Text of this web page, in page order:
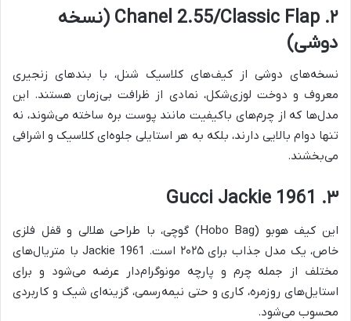
۲. Chanel 2.55/Classic Flap (نسخه
دوشی)
نسخه‌های دوشی از کیف‌های کلاسیک شنل، با بندهای زنجیری
معروف و دوخت لوزی‌شکل، نمادی از ظرافت بی‌زمان هستند. این
مدل‌ها که از چرم‌های باکیفیت مانند پوست بره ساخته می‌شوند، نه
تنها دوام بالایی دارند، بلکه به هر استایلی جلوه‌ای کلاسیک و اشرافی
می‌بخشند.
۳. Gucci Jackie 1961
این کیف هوبو (Hobo Bag) گوچی، با طراحی هلالی و قفل فلزی
خاص، یک مدل جذاب برای ۲۰۲۵ است. Jackie 1961 با متریال‌های
مختلف از جمله چرم و پارچه مونوگرام‌دار عرضه می‌شود و برای
استایل‌های روزمره، کاری و حتی نیمه‌رسمی، گزینه‌ای شیک و کاربردی
محسوب می‌شود.